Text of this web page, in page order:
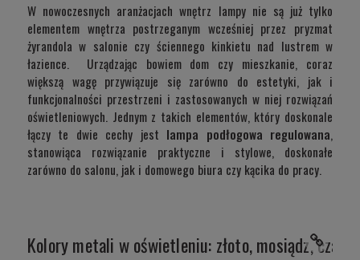
W nowoczesnych aranżacjach wnętrz lampy nie są już tylko
elementem wnętrza postrzeganym wcześniej przez pryzmat
żyrandola w salonie czy ściennego kinkietu nad lustrem w
łazience. Urządzając bowiem dom czy mieszkanie, coraz
większą wagę przywiązuje się zarówno do estetyki, jak i
funkcjonalności przestrzeni i zastosowanych w niej rozwiązań
oświetleniowych. Jednym z takich elementów, który doskonale
łączy te dwie cechy jest lampa podłogowa regulowana
stanowiąca rozwiązanie praktyczne i stylowe, doskonałe
zarówno do salonu, jak i domowego biura czy kącika do pracy.
Kolory metali w oświetleniu: złoto, mosiądz,